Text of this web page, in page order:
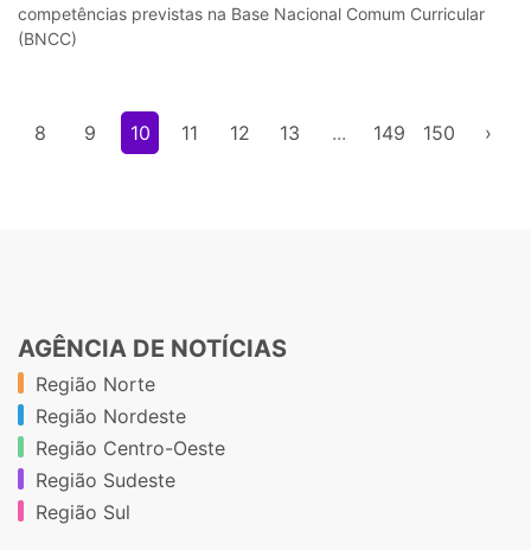
competências previstas na Base Nacional Comum Curricular
(BNCC)
8 9 10 11 12 13 ... 149 150 ›
AGÊNCIA DE NOTÍCIAS
Região Norte
Região Nordeste
Região Centro-Oeste
Região Sudeste
Região Sul